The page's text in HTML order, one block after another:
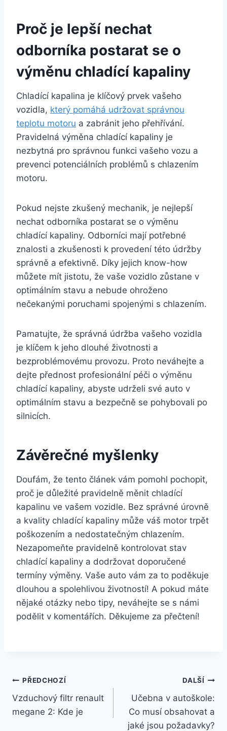
Proč je lepší nechat
odborníka postarat se o
výměnu chladící kapaliny
Chladící kapalina je klíčový prvek vašeho
vozidla, který pomáhá udržovat správnou
teplotu motoru a zabránit jeho přehřívání.
Pravidelná výměna chladící kapaliny je
nezbytná pro správnou funkci vašeho vozu a
prevenci potenciálních problémů s chlazením
motoru.
Pokud nejste zkušený mechanik, je nejlepší
nechat odborníka postarat se o výměnu
chladící kapaliny. Odborníci mají potřebné
znalosti a zkušenosti k provedení této údržby
správně a efektivně. Díky jejich know-how
můžete mít jistotu, že vaše vozidlo zůstane v
optimálním stavu a nebude ohroženo
nečekanými poruchami spojenými s chlazením.
Pamatujte, že správná údržba vašeho vozidla
je klíčem k jeho dlouhé životnosti a
bezproblémovému provozu. Proto neváhejte a
dejte přednost profesionální péči o výměnu
chladící kapaliny, abyste udrželi své auto v
optimálním stavu a bezpečně se pohybovali po
silnicích.
Závěrečné myšlenky
Doufám, že tento článek vám pomohl pochopit,
proč je důležité pravidelně měnit chladící
kapalinu ve vašem vozidle. Bez správné úrovně
a kvality chladící kapaliny může váš motor trpět
poškozením a nedostatečným chlazením.
Nezapomeňte pravidelně kontrolovat stav
chladící kapaliny a dodržovat doporučené
termíny výměny. Vaše auto vám za to poděkuje
dlouhou a spolehlivou životností! A pokud máte
nějaké otázky nebo tipy, neváhejte se s námi
podělit v komentářích. Děkujeme za přečtení!
Navigace
pro
PŘEDCHOZÍ
Vzduchový filtr renault
megane 2: Kde je
DALŠÍ
Učebna v autoškole:
Co musí obsahovat a
jaké jsou požadavky?